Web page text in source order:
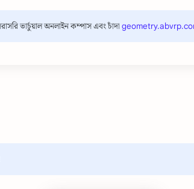
ভার্চুয়াল অনলাইন কম্পাস এবং চাঁদা